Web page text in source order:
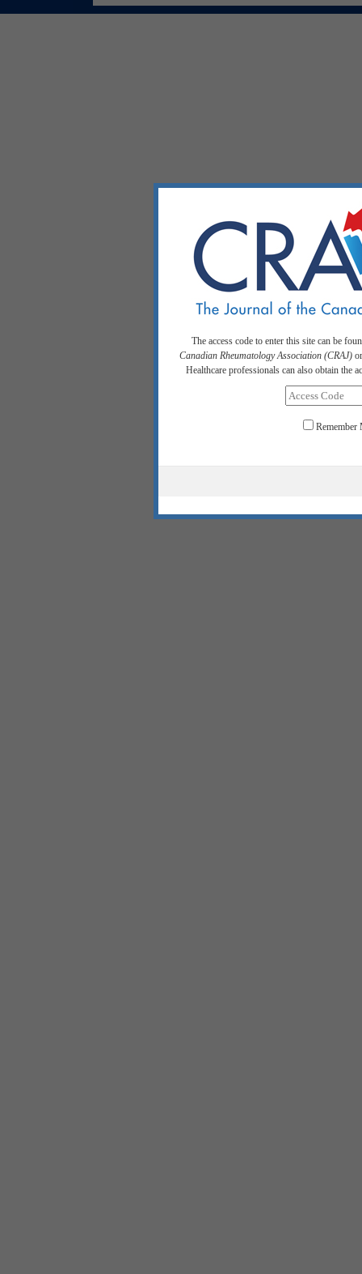
The access code to enter this site can be
Canadian Rheumatology Association (CRAJ)
Healthcare professionals can also obtain the
Remember